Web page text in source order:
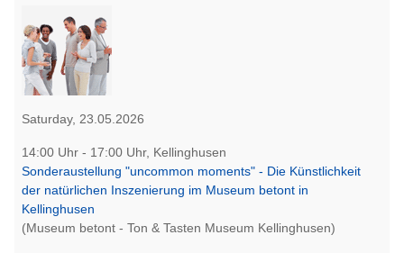
Saturday, 23.05.2026
14:00 Uhr - 17:00 Uhr, Kellinghusen
Sonderaustellung "uncommon moments" - Die Künstlichkeit
der natürlichen Inszenierung im Museum betont in
Kellinghusen
(Museum betont - Ton & Tasten Museum Kellinghusen)